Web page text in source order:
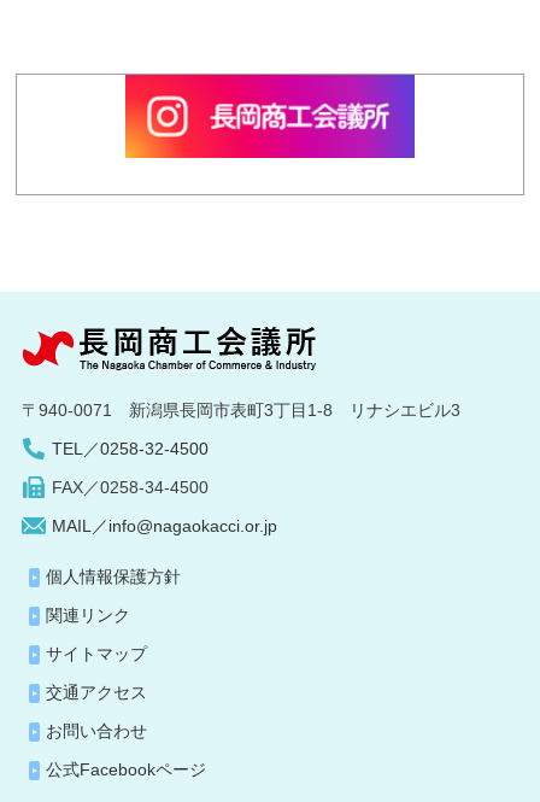
〒940-0071 新潟県長岡市表町3丁目1-8 リナシエビル3
TEL／0258-32-4500
FAX／0258-34-4500
MAIL／info@nagaokacci.or.jp
個人情報保護方針
関連リンク
サイトマップ
交通アクセス
お問い合わせ
公式Facebookページ